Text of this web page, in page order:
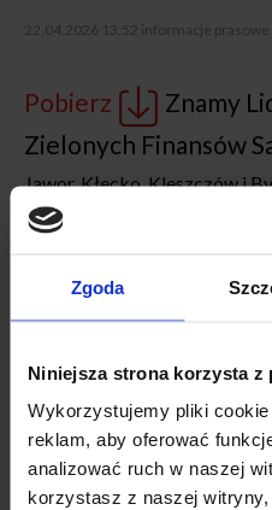
Zgoda
Niniejsza strona korzysta z
Wykorzystujemy pliki
reklam, aby oferować
analizować ruch w naszej
korzystasz z naszej
22.04.2026 13:52 informacje prasowe
Pobierz
Znamy
Zielonych Finansów
Jawor, Kłecko, Kleszczów i
Liderzy Rankingu Zielonych
Nagrody wręczono 15
Trends 26’ w Sopocie.
Ekonomicznego w Poznaniu.
Pobierz